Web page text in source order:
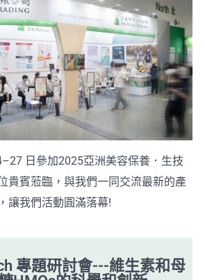
日參加2025亞洲美容保養．生技
貴賓蒞臨，與我們一同交流最新的產
讓我們活動圓滿落幕!
專題研討會---維生素和母